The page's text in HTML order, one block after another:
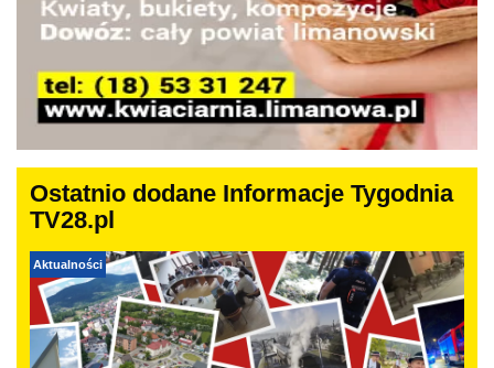
Ostatnio dodane Informacje Tygodnia
TV28.pl
Aktualności